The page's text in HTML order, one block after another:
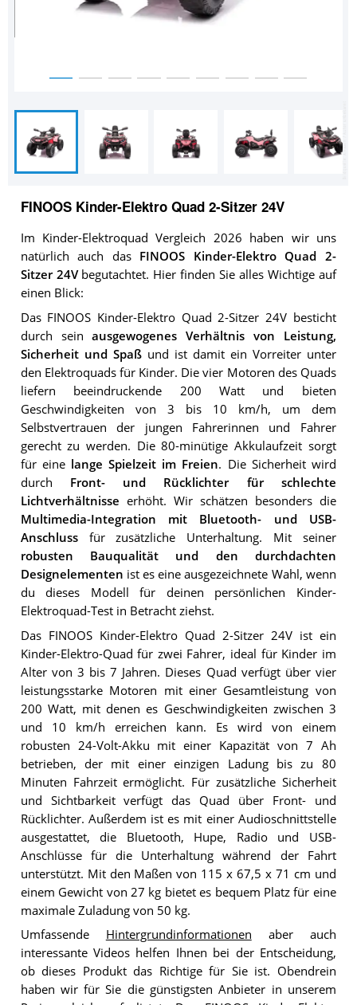
FINOOS Kinder-Elektro Quad 2-Sitzer 24V
Im Kinder-Elektroquad Vergleich 2026 haben wir uns
natürlich auch das FINOOS Kinder-Elektro Quad 2-
Sitzer 24Vbegutachtet. Hier finden Sie alles Wichtige auf
einen Blick:
Das FINOOS Kinder-Elektro Quad 2-Sitzer 24V besticht
durch seinausgewogenes Verhältnis von Leistung,
Sicherheit und Spaßund ist damit ein Vorreiter unter
den Elektroquads für Kinder. Die vier Motoren des Quads
liefern beeindruckende 200 Watt und bieten
Geschwindigkeiten von 3 bis 10 km/h, um dem
Selbstvertrauen der jungen Fahrerinnen und Fahrer
gerecht zu werden. Die 80-minütige Akkulaufzeit sorgt
für eine lange Spielzeit im Freien. Die Sicherheit wird
durch Front- und Rücklichter für schlechte
Lichtverhältnisse erhöht. Wir schätzen besonders die
Multimedia-Integration mit Bluetooth- und USB-
Anschlussfür zusätzliche Unterhaltung. Mit seiner
robusten Bauqualität und den durchdachten
Designelementen ist es eine ausgezeichnete Wahl, wenn
du dieses Modell für deinen persönlichen Kinder-
Elektroquad-Test in Betracht ziehst.
Das FINOOS Kinder-Elektro Quad 2-Sitzer 24V ist ein
Kinder-Elektro-Quad für zwei Fahrer, ideal für Kinder im
Alter von 3 bis 7 Jahren. Dieses Quad verfügt über vier
leistungsstarke Motoren mit einer Gesamtleistung von
200 Watt, mit denen es Geschwindigkeiten zwischen 3
und 10 km/h erreichen kann. Es wird von einem
robusten 24-Volt-Akku mit einer Kapazität von 7 Ah
betrieben, der mit einer einzigen Ladung bis zu 80
Minuten Fahrzeit ermöglicht. Für zusätzliche Sicherheit
und Sichtbarkeit verfügt das Quad über Front- und
Rücklichter. Außerdem ist es mit einer Audioschnittstelle
ausgestattet, die Bluetooth, Hupe, Radio und USB-
Anschlüsse für die Unterhaltung während der Fahrt
unterstützt. Mit den Maßen von 115 x 67,5 x 71 cm und
einem Gewicht von 27 kg bietet es bequem Platz für eine
maximale Zuladung von 50 kg.
Umfassende Hintergrundinformationen aber auch
interessante Videos helfen Ihnen bei der Entscheidung,
ob dieses Produkt das Richtige für Sie ist. Obendrein
haben wir für Sie die günstigsten Anbieter in unserem